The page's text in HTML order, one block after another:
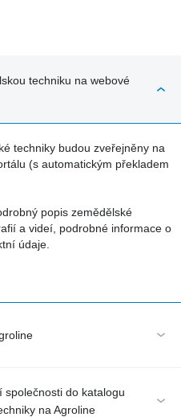
techniku na webové
techniky budou zveřejněny na
(s automatickým překladem
popis zemědělské
a videí, podrobné informace o
údaje.
do katalogu
na Agroline